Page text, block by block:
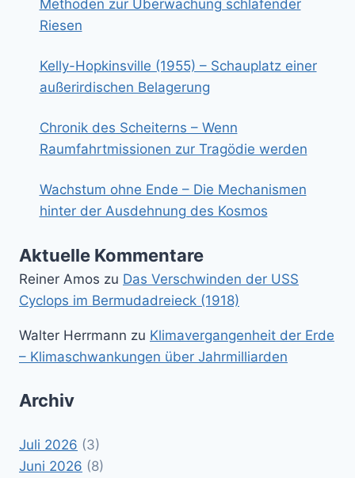
Methoden zur Überwachung schlafender
Riesen
Kelly-Hopkinsville (1955) – Schauplatz einer
außerirdischen Belagerung
Chronik des Scheiterns – Wenn
Raumfahrtmissionen zur Tragödie werden
Wachstum ohne Ende – Die Mechanismen
hinter der Ausdehnung des Kosmos
Aktuelle Kommentare
Reiner Amos zu Das Verschwinden der USS
Cyclops im Bermudadreieck (1918)
Walter Herrmann zu Klimavergangenheit der Erde
– Klimaschwankungen über Jahrmilliarden
Archiv
Juli 2026 (3)
Juni 2026 (8)